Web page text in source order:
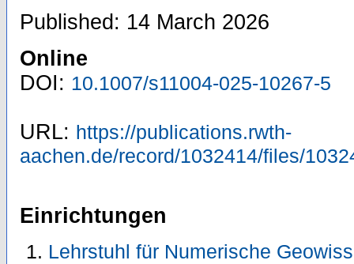
Published: 14 March 2026
Online
DOI: 10.1007/s11004-025-10267-5
URL: https://publications.rwth-
aachen.de/record/1032414/files/
Einrichtungen
Lehrstuhl für Numerische